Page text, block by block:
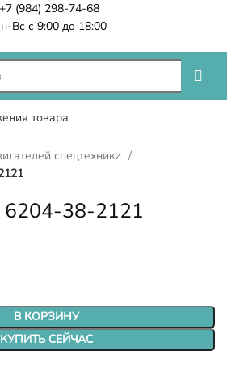
+7 (984) 298-74-68
Вс с 9:00 до 18:00
спецтехники
38-2121
В КОРЗИНУ
КУПИТЬ СЕЙЧАС